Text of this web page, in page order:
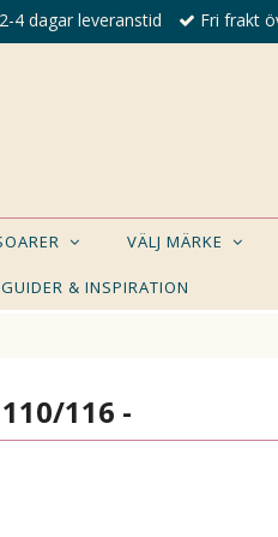
2-4 dagar leveranstid Fri frakt
VÄLJ MÄRKE
GUIDER & INSPIRATION
DIG?
116 -